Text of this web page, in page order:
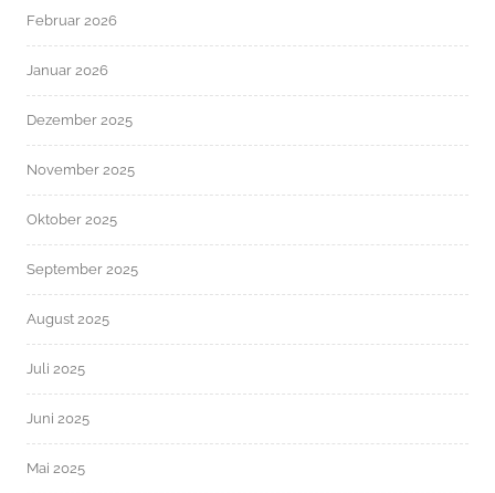
Februar 2026
Januar 2026
Dezember 2025
November 2025
Oktober 2025
September 2025
August 2025
Juli 2025
Juni 2025
Mai 2025